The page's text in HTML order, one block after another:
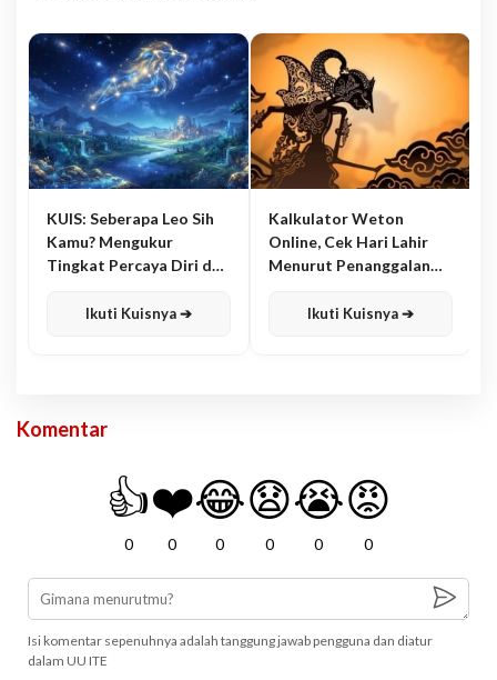
KUIS: Seberapa Leo Sih
Kamu? Mengukur
Tingkat Percaya Diri dan
Ikuti Kuisnya ➔
Kalkulator Weton
Online, Cek Hari Lahir
Menurut Penanggalan
Ikuti Kuisnya ➔
Komentar
👍
0
❤️
0
😂
0
😧
0
😭
0
😡
0
Isi komentar sepenuhnya adalah tanggung jawab pengguna dan diatur
dalam UU ITE